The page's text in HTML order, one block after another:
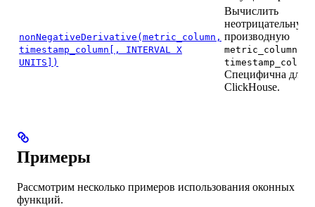
nonNegativeDerivative(metric_column,
timestamp_column[, INTERVAL X
UNITS])
Вычислить
неотрицательную
производную
metric_column
timestamp_column
Специфична для
ClickHouse.
Примеры
Рассмотрим несколько примеров использования оконных
функций.